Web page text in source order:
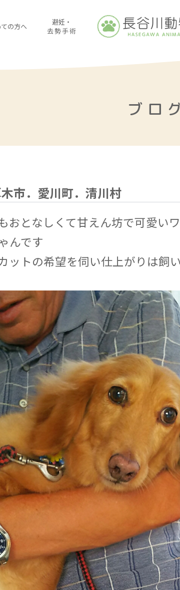
の方へ
避妊・
去勢手術
ブロ
市．愛川町．清川村
おとなしくて甘えん坊で可愛い
んです
ットの希望を伺い仕上がりは飼